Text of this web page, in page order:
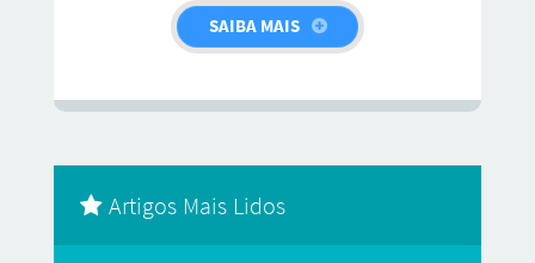
SAIBA MAIS
Artigos Mais Lidos